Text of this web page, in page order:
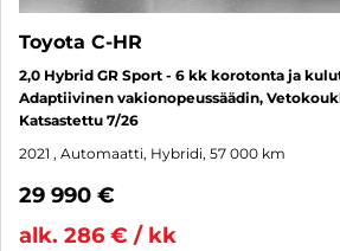
Toyota C-HR
2,0 Hybrid GR Sport - 6 kk korotonta ja
Adaptiivinen vakionopeussäädin,
Katsastettu 7/26
2021 , Automaatti, Hybridi, 57 000 km
29 990 €
alk. 286 € / kk